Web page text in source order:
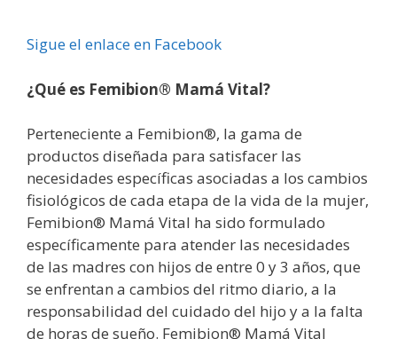
Sigue el enlace en Facebook
¿Qué es Femibion® Mamá Vital?
Perteneciente a Femibion®, la gama de
productos diseñada para satisfacer las
necesidades específicas asociadas a los cambios
fisiológicos de cada etapa de la vida de la mujer,
Femibion® Mamá Vital ha sido formulado
específicamente para atender las necesidades
de las madres con hijos de entre 0 y 3 años, que
se enfrentan a cambios del ritmo diario, a la
responsabilidad del cuidado del hijo y a la falta
de horas de sueño. Femibion® Mamá Vital